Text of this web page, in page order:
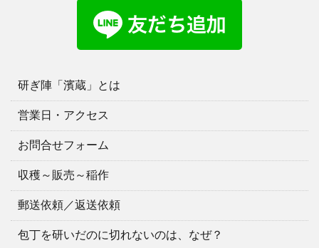
研ぎ陣「濱蔵」とは
営業日・アクセス
お問合せフォーム
収穫～販売～稲作
郵送依頼／返送依頼
包丁を研いだのに切れないのは、なぜ？